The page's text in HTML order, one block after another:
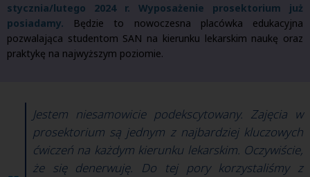
stycznia/lutego 2024 r. Wyposażenie prosektorium już
posiadamy. Będzie to nowoczesna placówka edukacyjna
pozwalająca studentom SAN na kierunku lekarskim naukę oraz
praktykę na najwyższym poziomie.
Jestem niesamowicie podekscytowany. Zajęcia w
prosektorium są jednym z najbardziej kluczowych
ćwiczeń na każdym kierunku lekarskim. Oczywiście,
że się denerwuję. Do tej pory korzystaliśmy z